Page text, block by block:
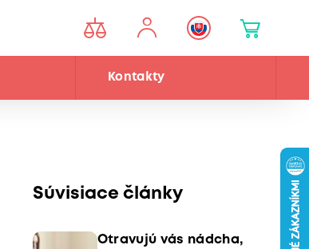
Kontakty
Súvisiace články
Otravujú vás nádcha,